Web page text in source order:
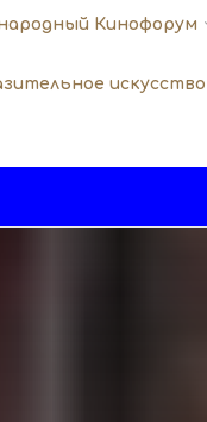
Кинофорум
искусство